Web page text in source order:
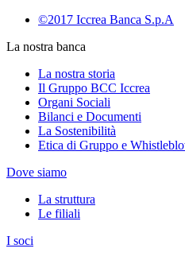
©2017 Iccrea Banca S.p.A
La nostra banca
La nostra storia
Il Gruppo BCC Iccrea
Organi Sociali
Bilanci e Documenti
La Sostenibilità
Etica di Gruppo e
Dove siamo
La struttura
Le filiali
I soci